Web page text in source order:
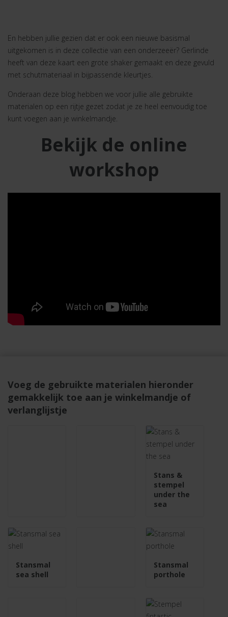
En hebben jullie gezien dat er ook een nieuwe basismal
uitgekomen is in deze collectie van een onderzeeër? Gerlinde
heeft van deze kaart een grote shaker gemaakt en deze gevuld
met schutmateriaal in bijpassende kleurtjes.
Onderaan deze blog hebben we voor jullie alle gebruikte
materialen op een rijtje gezet zodat je ze heel eenvoudig toe
kunt voegen aan je winkelmandje.
Bekijk de online
workshop
Voeg de gebruikte materialen hieronder
gemakkelijk toe aan je winkelmandje of
verlanglijstje
Stans &
stempel
under the
sea
Stansmal
sea shell
Stansmal
porthole